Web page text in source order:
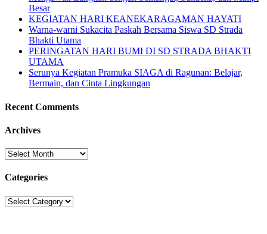
Besar
KEGIATAN HARI KEANEKARAGAMAN HAYATI
Warna-warni Sukacita Paskah Bersama Siswa SD Strada
Bhakti Utama
PERINGATAN HARI BUMI DI SD STRADA BHAKTI
UTAMA
Serunya Kegiatan Pramuka SIAGA di Ragunan: Belajar,
Bermain, dan Cinta Lingkungan
Recent Comments
Archives
Archives
Categories
Categories